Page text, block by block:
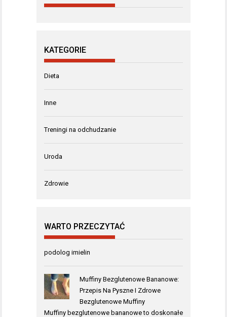
KATEGORIE
Dieta
Inne
Treningi na odchudzanie
Uroda
Zdrowie
WARTO PRZECZYTAĆ
podolog imielin
Muffiny Bezglutenowe Bananowe:
Przepis Na Pyszne I Zdrowe
Bezglutenowe Muffiny
Muffiny bezglutenowe bananowe to doskonałe